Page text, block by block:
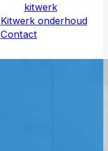
kitwerk
Kitwerk onderhoud
Contact